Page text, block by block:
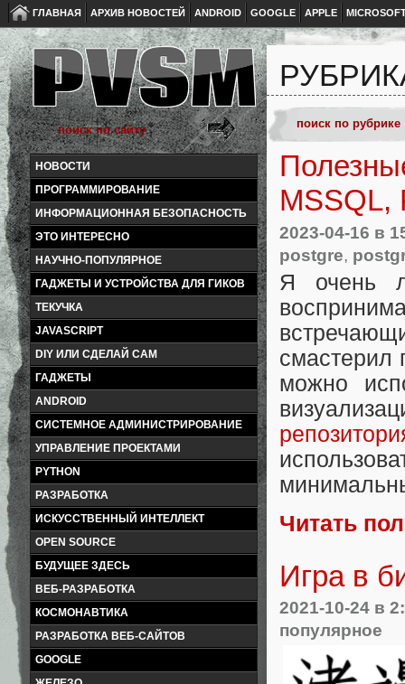
ГЛАВНАЯ АРХИВ НОВОСТЕЙ ANDROID GOOGLE APPLE
НОВОСТИ
ПРОГРАММИРОВАНИЕ
ИНФОРМАЦИОННАЯ БЕЗОПАСНОСТЬ
ЭТО ИНТЕРЕСНО
НАУЧНО-ПОПУЛЯРНОЕ
ГАДЖЕТЫ И УСТРОЙСТВА ДЛЯ ГИКОВ
ТЕКУЧКА
JAVASCRIPT
DIY ИЛИ СДЕЛАЙ САМ
ГАДЖЕТЫ
ANDROID
СИСТЕМНОЕ АДМИНИСТРИРОВАНИЕ
УПРАВЛЕНИЕ ПРОЕКТАМИ
PYTHON
РАЗРАБОТКА
ИСКУССТВЕННЫЙ ИНТЕЛЛЕКТ
OPEN SOURCE
БУДУЩЕЕ ЗДЕСЬ
ВЕБ-РАЗРАБОТКА
КОСМОНАВТИКА
РАЗРАБОТКА ВЕБ-САЙТОВ
GOOGLE
MSSQL,
2023-04-16 в
postgre,
Я очень
смастерил
можно
Читать
Игра в
2021-10-24 в
популярное